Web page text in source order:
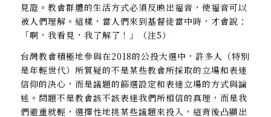
見證。教會群體的生活方式必須反映出福音，使福音可以
被人們理解。這樣，當人們來到基督徒當中時，才會說：
「啊，我看見，我了解了！」（注5）
台灣教會積極地參與在2018的公投大選中，許多人（特別
是年輕世代）所質疑的不是某些教會所採取的立場和表達
信仰的決心，而是議題的篩選設定和表達立場的方式與論
述。問題不是教會該不該表達我們所相信的真理，而是我
們避重就輕，選擇性地挑某些議題來投入，這背後凸顯出